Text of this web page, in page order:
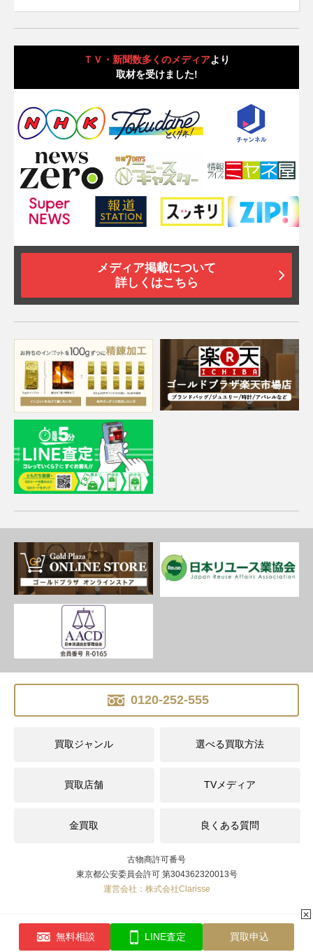
ＴＶ・新聞数多くのメディアより
取材を受けました!
メディア掲載について
詳しくはこちら
0120-252-555
買取ジャンル 選べる買取方法
買取店舗 TVメディア
金買取 良くある質問
古物商許可番号
東京都公安委員会許可 第304362320013号
運営会社：株式会社Clarisse
✕
無料相談 LINE査定 買取申込